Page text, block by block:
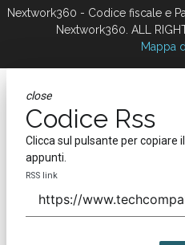
Nextwork360 - Codice fiscale e
Nextwork360. ALL
Mappa
close
Codice Rss
Clicca sul pulsante per copiare
appunti.
RSS link